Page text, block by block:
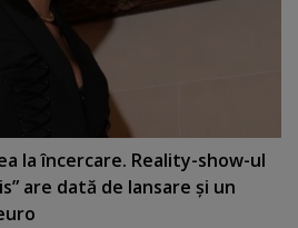
la încercare. Reality-show-ul
are dată de lansare şi un